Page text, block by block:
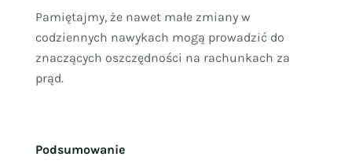
Pamiętajmy, że nawet małe zmiany w
codziennych nawykach mogą prowadzić do
znaczących oszczędności na rachunkach za
prąd.
Podsumowanie